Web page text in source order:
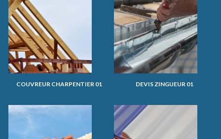
COUVREUR CHARPENTIER 01 DEVIS ZINGUEUR 01